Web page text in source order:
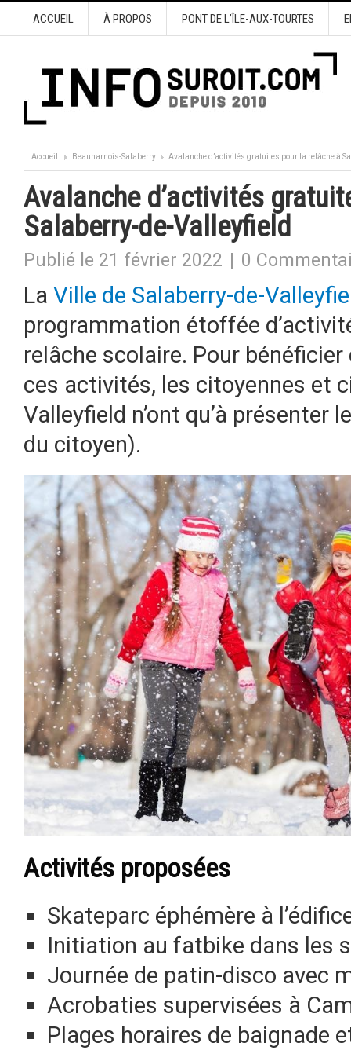
ACCUEIL À PROPOS PONT DE L’ÎLE-AUX-TOURTES
Accueil Beauharnois-Salaberry Avalanche d’activités gratuites pour la relâche à
Avalanche d’activités
Salaberry-de-Valleyfield
Publié le 21 février 2022 0
La Ville de Salaberry-de-
programmation étoffée
relâche scolaire. Pour
ces activités, les citoyennes et
Valleyfield n’ont qu’à
du citoyen).
Activités proposées
Skateparc éphémère à
Initiation au fatbike dans les
Journée de patin-disco avec
Acrobaties supervisées à
Plages horaires de baignade